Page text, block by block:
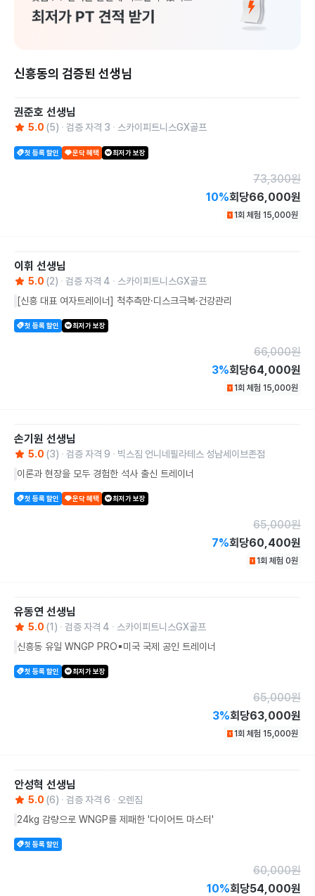
신흥동의 검증된 선생님
권준호 선생님
5.0 (5) 검증 자격 3 스카이피트니스GX골프
첫 등록 할인 운닥 혜택 최저가 보장
73,300원
10%회당66,000원
1회 체험 15,000원
이휘 선생님
5.0 (2) 검증 자격 4
스카이피트니스GX골프
[신흥 대표 여자트레이너] 척추측만·디스크극복·건강관리
첫 등록 할인 최저가 보장
66,000원
3%회당64,000원
1회 체험 15,000원
손기원 선생님
5.0 (3) 검증 자격 9
빅스짐 언니네필라테스 성남세이브존점
이론과 현장을 모두 경험한 석사 출신 트레이너
첫 등록 할인 운닥 혜택 최저가 보장
65,000원
7%회당60,400원
1회 체험 0원
유동연 선생님
5.0 (1 ) 검증 자격 4
스카이피트니스GX골프
신흥동 유일 WNGP PRO▪미국 국제 공인 트레이너
첫 등록 할인 최저가 보장
65,000원
3%회당63,000원
1회 체험 15,000원
안성혁 선생님
5.0 (6) 검증 자격 6
오렌짐
24kg 감량으로 WNGP를 제패한 '다이어트 마스터'
첫 등록 할인
60,000원
10%회당54,000원